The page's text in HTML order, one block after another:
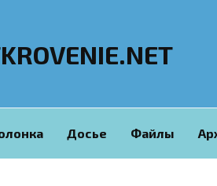
Досье Файлы